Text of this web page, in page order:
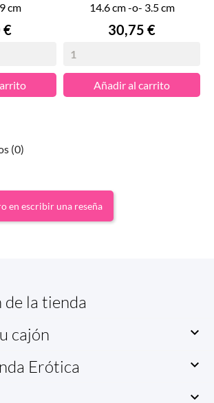
cm
€
14.6 cm -o- 3.5 cm
Precio
30,75 €
Añadir al carrito
(0)
en escribir una reseña
la tienda
cajón

Erótica 
